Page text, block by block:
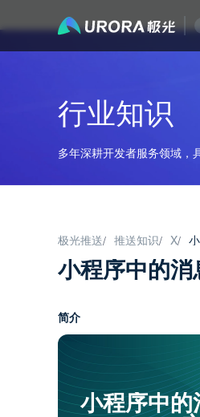
行业知识
多年深耕开发者服务领域，
极光推送/ 推送知识/ X/
小程序中的
简介
小程序中的